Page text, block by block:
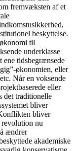
fremvæksten af et
beskyttelse.
til
underklasse
ene tidsbegrænsede
økonomien, eller
Når en voksende
eller
det traditionelle
bliver
bliver
revolution nu
ændrer
akademiske